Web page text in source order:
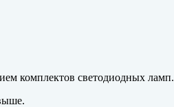
комплектов светодиодных ламп.